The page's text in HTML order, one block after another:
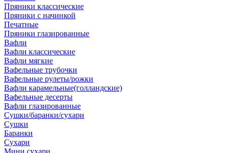
Пряники классические
Пряники с начинкой
Печатные
Пряники глазированные
Вафли
Вафли классические
Вафли мягкие
Вафельные трубочки
Вафельные рулеты/рожки
Вафли карамельные(голландские)
Вафельные десерты
Вафли глазированные
Сушки/баранки/сухари
Сушки
Баранки
Сухари
Мини сухари